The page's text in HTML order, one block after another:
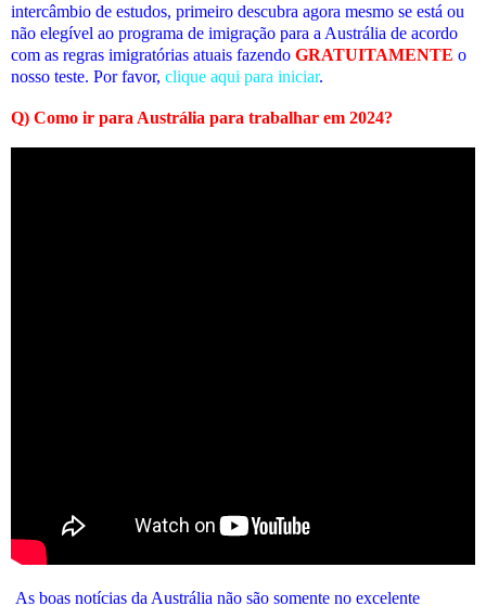
intercâmbio de estudos, primeiro descubra agora mesmo se está ou
não elegível ao programa de imigração para a Austrália de acordo
com as regras imigratórias atuais fazendo GRATUITAMENTE o
nosso teste. Por favor, clique aqui para iniciar.
Q) Como ir para Austrália para trabalhar em 2024?
As boas notícias da Austrália não são somente no excelente